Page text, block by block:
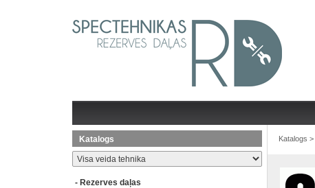
Katalogs
- Rezerves daļas
Katalogs >